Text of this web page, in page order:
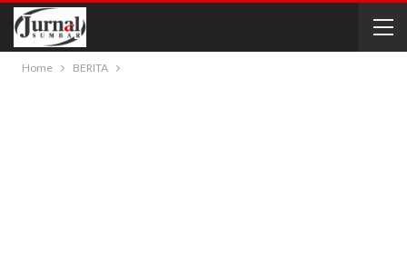
Home BERITA